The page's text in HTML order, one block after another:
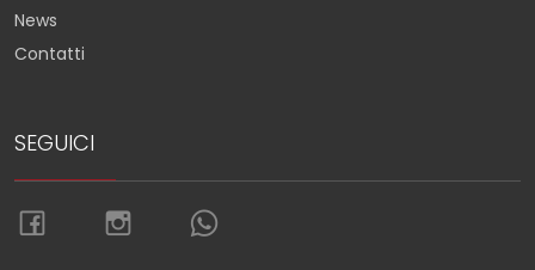
News
Contatti
SEGUICI